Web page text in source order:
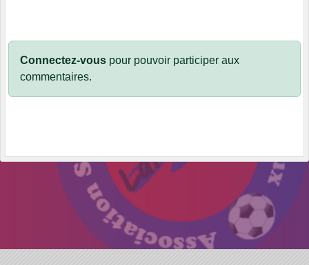
Connectez-vous pour pouvoir participer aux
commentaires.